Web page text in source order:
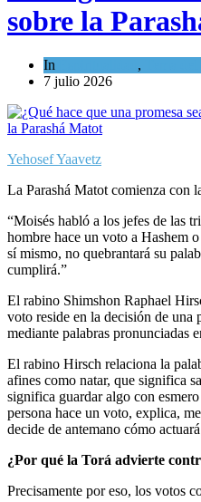
sobre la
In ,
7 julio 2026
Yehosef Yaavetz
La Parashá Matot comienza con
“Moisés habló a los jefes de las
hombre hace un voto a Hashem
sí mismo, no quebrantará su
cumplirá.”
El rabino Shimshon Raphael
voto reside en la decisión de una
mediante palabras pronunciadas
El rabino Hirsch relaciona la
afines como natar, que significa
significa guardar algo con
persona hace un voto, explica,
decide de antemano cómo
¿Por qué la Torá advierte
Precisamente por eso, los votos